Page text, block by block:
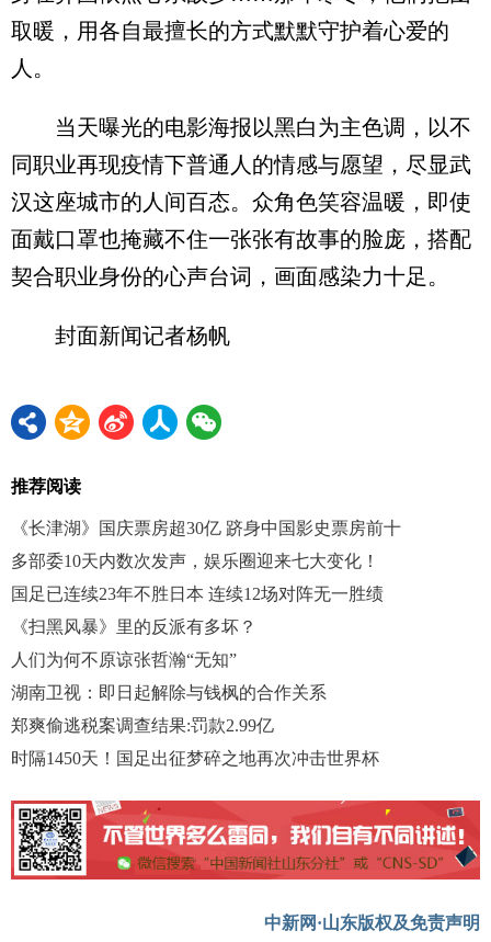
取暖，用各自最擅长的方式默默守护着心爱的
人。
当天曝光的电影海报以黑白为主色调，以不
同职业再现疫情下普通人的情感与愿望，尽显武
汉这座城市的人间百态。众角色笑容温暖，即使
面戴口罩也掩藏不住一张张有故事的脸庞，搭配
契合职业身份的心声台词，画面感染力十足。
封面新闻记者杨帆
推荐阅读
《长津湖》国庆票房超30亿 跻身中国影史票房前十
多部委10天内数次发声，娱乐圈迎来七大变化！
国足已连续23年不胜日本 连续12场对阵无一胜绩
《扫黑风暴》里的反派有多坏？
人们为何不原谅张哲瀚“无知”
湖南卫视：即日起解除与钱枫的合作关系
郑爽偷逃税案调查结果:罚款2.99亿
时隔1450天！国足出征梦碎之地再次冲击世界杯
中新网·山东版权及免责声明